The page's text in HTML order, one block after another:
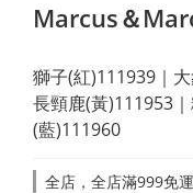
Marcus＆
獅子(紅)111939｜
長頸鹿(黃)111953
(藍)111960
全店，全店滿999免